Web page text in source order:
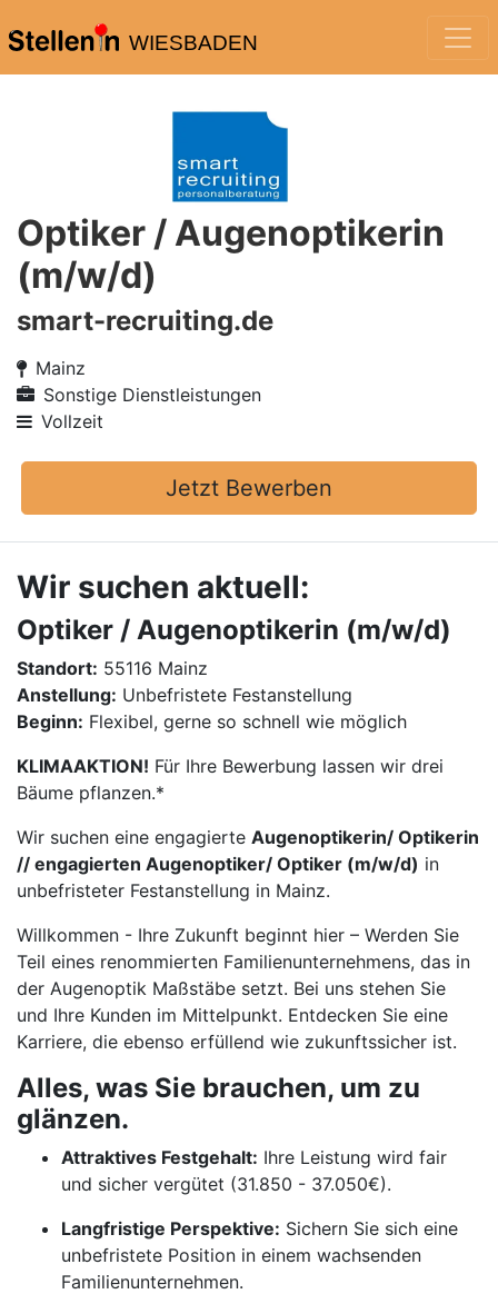
WIESBADEN
Optiker / Augenoptikerin
(m/w/d)
smart-recruiting.de
Mainz
Sonstige Dienstleistungen
Vollzeit
Jetzt Bewerben
Wir suchen aktuell:
Optiker / Augenoptikerin (m/w/d)
Standort: 55116 Mainz
Anstellung: Unbefristete Festanstellung
Beginn: Flexibel, gerne so schnell wie möglich
KLIMAAKTION! Für Ihre Bewerbung lassen wir drei
Bäume pflanzen.*
Wir suchen eine engagierte Augenoptikerin/ Optikerin
// engagierten Augenoptiker/ Optiker (m/w/d) in
unbefristeter Festanstellung in Mainz.
Willkommen - Ihre Zukunft beginnt hier – Werden Sie
Teil eines renommierten Familienunternehmens, das in
der Augenoptik Maßstäbe setzt. Bei uns stehen Sie
und Ihre Kunden im Mittelpunkt. Entdecken Sie eine
Karriere, die ebenso erfüllend wie zukunftssicher ist.
Alles, was Sie brauchen, um zu
glänzen.
Attraktives Festgehalt: Ihre Leistung wird fair
und sicher vergütet (31.850 - 37.050€).
Langfristige Perspektive: Sichern Sie sich eine
unbefristete Position in einem wachsenden
Familienunternehmen.